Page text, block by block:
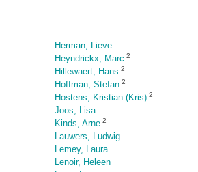
Herman, Lieve
Heyndrickx, Marc 2
Hillewaert, Hans 2
Hoffman, Stefan 2
Hostens, Kristian (Kris) 2
Joos, Lisa
Kinds, Arne 2
Lauwers, Ludwig
Lemey, Laura
Lenoir, Heleen